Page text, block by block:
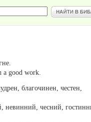
a good work.
благочинен, честен,
невинний, чесний,